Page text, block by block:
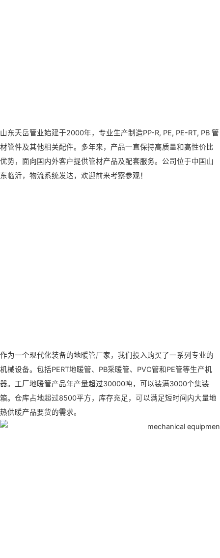
山东天岳管业始建于2000年，专业生产制造PP-R, PE, PE-RT, PB 管
材管件及其他相关配件。多年来，产品一直保持高质量和高性价比
优势，面向国内外客户提供管材产品及配套服务。公司位于中国山
东临沂，物流系统发达，欢迎前来考察参观！
作为一个现代化装备的地暖管厂家，我们投入购买了一系列专业的
机械设备。包括PERT地暖管、PB采暖管、PVC管和PE管等生产机
器。工厂地暖管产品年产量超过30000吨，可以装满3000个集装
箱。仓库占地超过8500平方，库存充足，可以满足短时间内大量地
热供暖产品要货的需求。